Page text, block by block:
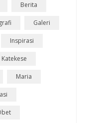
Berita
Galeri
Inspirasi
Katekese
Maria